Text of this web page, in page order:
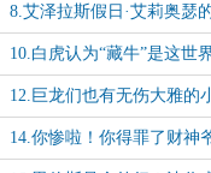
得宰一个神！
8.艾泽拉斯假日·艾莉奥瑟
活10.白虎认为“藏牛”是这世
美的战术！仅次于“换家”
12.巨龙们也有无伤大雅的
14.你惨啦！你得罪了财神